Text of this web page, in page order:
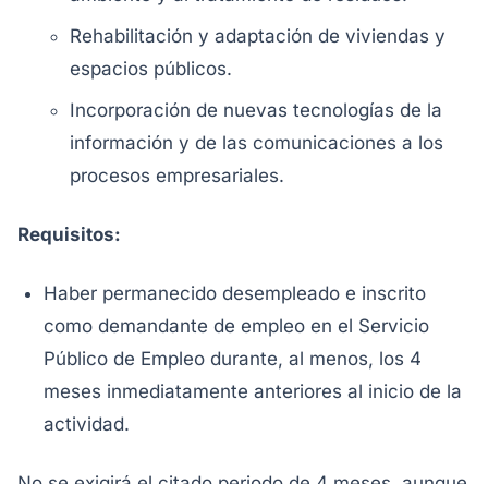
Rehabilitación y adaptación de viviendas y
espacios públicos.
Incorporación de nuevas tecnologías de la
información y de las comunicaciones a los
procesos empresariales.
Requisitos:
Haber permanecido desempleado e inscrito
como demandante de empleo en el Servicio
Público de Empleo durante, al menos, los 4
meses inmediatamente anteriores al inicio de la
actividad.